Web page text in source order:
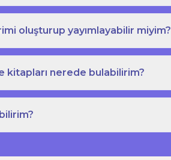
oluşturup yayımlayabilir miyim?
kitapları nerede bulabilirim?